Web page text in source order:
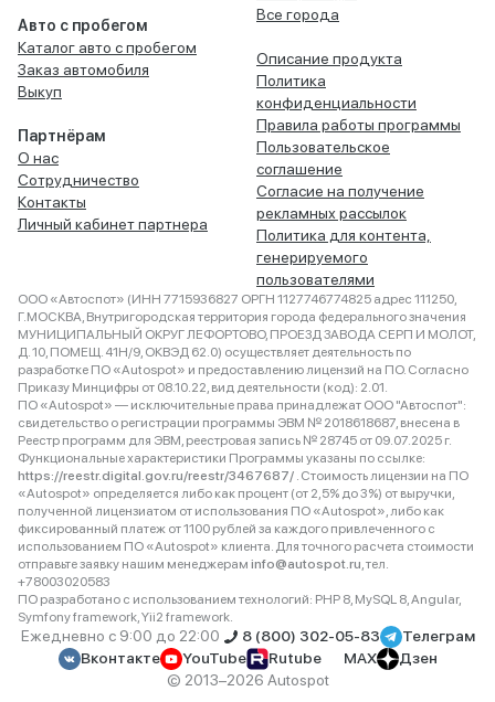
Авто с пробегом
Каталог авто с пробегом
Заказ автомобиля
Выкуп
Партнёрам
О нас
Сотрудничество
Контакты
Личный кабинет партнера
Все города
Описание продукта
Политика
конфиденциальности
Правила работы программы
Пользовательское
соглашение
Согласие на получение
рекламных рассылок
Политика для контента,
генерируемого
пользователями
ООО «Автоспот» (ИНН 7715936827 ОРГН 1127746774825 адрес 111250,
Г.МОСКВА, Внутригородская территория города федерального значения
МУНИЦИПАЛЬНЫЙ ОКРУГ ЛЕФОРТОВО, ПРОЕЗД ЗАВОДА СЕРП И МОЛОТ,
Д. 10, ПОМЕЩ. 41Н/9, ОКВЭД 62.0) осуществляет деятельность по
разработке ПО «Autospot» и предоставлению лицензий на ПО. Согласно
Приказу Минцифры от 08.10.22, вид деятельности (код): 2.01.
ПО «Autospot» — исключительные права принадлежат ООО "Автоспот":
свидетельство о регистрации программы ЭВМ № 2018618687, внесена в
Реестр программ для ЭВМ, реестровая запись № 28745 от 09.07.2025 г.
Функциональные характеристики Программы указаны по ссылке:
https://reestr.digital.gov.ru/reestr/3467687/ . Стоимость лицензии на ПО
«Autospot» определяется либо как процент (от 2,5% до 3%) от выручки,
полученной лицензиатом от использования ПО «Autospot», либо как
фиксированный платеж от 1100 рублей за каждого привлеченного с
использованием ПО «Autospot» клиента. Для точного расчета стоимости
отправьте заявку нашим менеджерам info@autospot.ru, тел.
+78003020583
ПО разработано с использованием технологий: PHP 8, MySQL 8, Angular,
Symfony framework, Yii2 framework.
Ежедневно с 9:00 до 22:00 8 (800) 302-05-83
Телеграм
Вконтакте
YouTube Rutube MAX
Дзен
© 2013–2026 Autospot